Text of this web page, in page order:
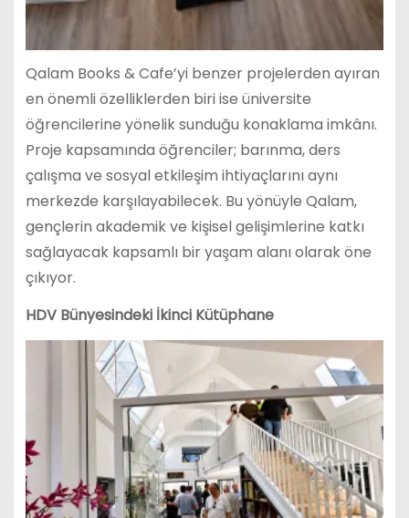
Qalam Books & Cafe’yi benzer projelerden ayıran
en önemli özelliklerden biri ise üniversite
öğrencilerine yönelik sunduğu konaklama imkânı.
Proje kapsamında öğrenciler; barınma, ders
çalışma ve sosyal etkileşim ihtiyaçlarını aynı
merkezde karşılayabilecek. Bu yönüyle Qalam,
gençlerin akademik ve kişisel gelişimlerine katkı
sağlayacak kapsamlı bir yaşam alanı olarak öne
çıkıyor.
HDV Bünyesindeki İkinci Kütüphane